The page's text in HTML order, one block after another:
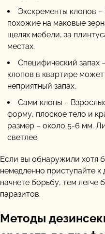
Экскременты клопов
похожие на маковые
щелях мебели, за
местах.
Специфический запах
клопов в квартире
неприятный запах.
Сами клопы −
форму, плоское тело и
размер – около 5-6 мм.
светлее.
Если вы обнаружили хотя
немедленно приступайте
начнете борьбу, тем легче
паразитов.
Методы